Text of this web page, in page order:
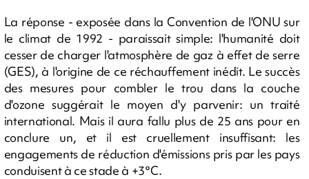
La réponse - exposée dans la Convention de l'ONU sur
le climat de 1992 - paraissait simple: l'humanité doit
cesser de charger l'atmosphère de gaz à effet de serre
(GES), à l'origine de ce réchauffement inédit. Le succès
des mesures pour combler le trou dans la couche
d'ozone suggérait le moyen d'y parvenir: un traité
international. Mais il aura fallu plus de 25 ans pour en
conclure un, et il est cruellement insuffisant: les
engagements de réduction d'émissions pris par les pays
conduisent à ce stade à +3°C.